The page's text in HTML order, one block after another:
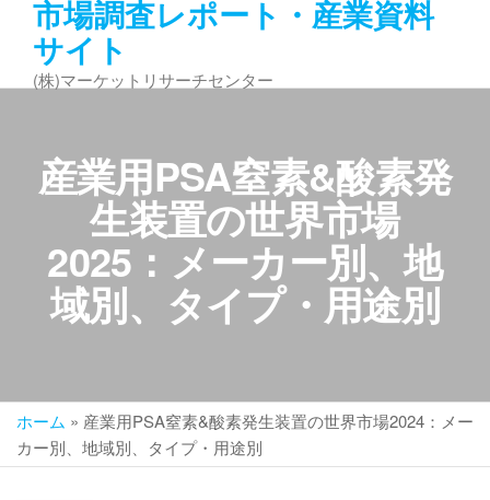
ン
市場調査レポート・産業資料
サイト
(株)マーケットリサーチセンター
産業用PSA窒素&酸素発
生装置の世界市場
2025：メーカー別、地
域別、タイプ・用途別
ホーム » 産業用PSA窒素&酸素発生装置の世界市場2024：メー
カー別、地域別、タイプ・用途別